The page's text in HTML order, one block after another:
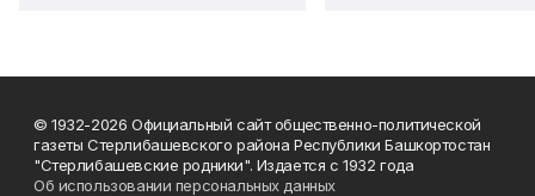
© 1932-2026 Официальный сайт общественно-политической
газеты Стерлибашевского района Республики Башкортостан
"Стерлибашевские родники". Издается с 1932 года
Об использовании персональных данных